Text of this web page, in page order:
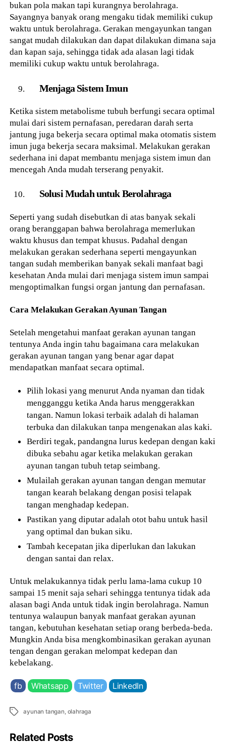
bukan pola makan tapi kurangnya berolahraga.
Sayangnya banyak orang mengaku tidak memiliki cukup
waktu untuk berolahraga. Gerakan mengayunkan tangan
sangat mudah dilakukan dan dapat dilakukan dimana saja
dan kapan saja, sehingga tidak ada alasan lagi tidak
memiliki cukup waktu untuk berolahraga.
Menjaga Sistem Imun
Ketika sistem metabolisme tubuh berfungi secara optimal
mulai dari sistem pernafasan, peredaran darah serta
jantung juga bekerja secara optimal maka otomatis sistem
imun juga bekerja secara maksimal. Melakukan gerakan
sederhana ini dapat membantu menjaga sistem imun dan
mencegah Anda mudah terserang penyakit.
Solusi Mudah untuk Berolahraga
Seperti yang sudah disebutkan di atas banyak sekali
orang beranggapan bahwa berolahraga memerlukan
waktu khusus dan tempat khusus. Padahal dengan
melakukan gerakan sederhana seperti mengayunkan
tangan sudah memberikan banyak sekali manfaat bagi
kesehatan Anda mulai dari menjaga sistem imun sampai
mengoptimalkan fungsi organ jantung dan pernafasan.
Cara Melakukan Gerakan Ayunan Tangan
Setelah mengetahui manfaat gerakan ayunan tangan
tentunya Anda ingin tahu bagaimana cara melakukan
gerakan ayunan tangan yang benar agar dapat
mendapatkan manfaat secara optimal.
Pilih lokasi yang menurut Anda nyaman dan tidak
mengganggu ketika Anda harus menggerakkan
tangan. Namun lokasi terbaik adalah di halaman
terbuka dan dilakukan tanpa mengenakan alas kaki.
Berdiri tegak, pandangna lurus kedepan dengan kaki
dibuka sebahu agar ketika melakukan gerakan
ayunan tangan tubuh tetap seimbang.
Mulailah gerakan ayunan tangan dengan memutar
tangan kearah belakang dengan posisi telapak
tangan menghadap kedepan.
Pastikan yang diputar adalah otot bahu untuk hasil
yang optimal dan bukan siku.
Tambah kecepatan jika diperlukan dan lakukan
dengan santai dan relax.
Untuk melakukannya tidak perlu lama-lama cukup 10
sampai 15 menit saja sehari sehingga tentunya tidak ada
alasan bagi Anda untuk tidak ingin berolahraga. Namun
tentunya walaupun banyak manfaat gerakan ayunan
tangan, kebutuhan kesehatan setiap orang berbeda-beda.
Mungkin Anda bisa mengkombinasikan gerakan ayunan
tengan dengan gerakan melompat kedepan dan
kebelakang.
fb Whatsapp Twitter LinkedIn
Tags ayunan tangan olahraga
Related Posts